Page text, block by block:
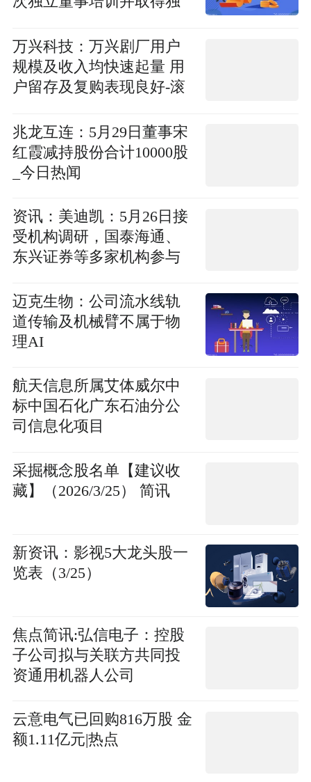
诺-应晶
万兴科技：万兴剧厂用户
规模及收入均快速起量 用
户留存及复购表现良好-滚
兆龙互连：5月29日董事宋
红霞减持股份合计10000股
_今日热闻
资讯：美迪凯：5月26日接
受机构调研，国泰海通、
东兴证券等多家机构参与
迈克生物：公司流水线轨
道传输及机械臂不属于物
理AI
航天信息所属艾体威尔中
标中国石化广东石油分公
司信息化项目
采掘概念股名单【建议收
藏】（2026/3/25） 简讯
新资讯：影视5大龙头股一
览表（3/25）
焦点简讯:弘信电子：控股
子公司拟与关联方共同投
资通用机器人公司
云意电气已回购816万股 金
额1.11亿元|热点